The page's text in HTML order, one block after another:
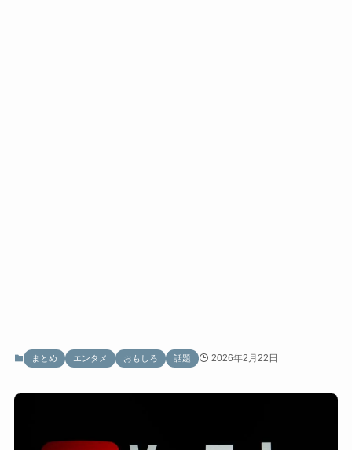
まとめ エンタメ おもしろ 話題 2026年2月22日